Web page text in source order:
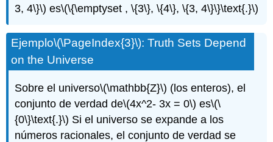
3, 4\}\) es\(\{\emptyset , \{3\}, \{4\}, \{3, 4\}\}\text{.}\)
Ejemplo\(\PageIndex{3}\): Truth Sets Depend
on the Universe
Sobre el universo\(\mathbb{Z}\) (los enteros), el
conjunto de verdad de\(4x^2- 3x = 0\) es\(\
{0\}\text{.}\) Si el universo se expande a los
números racionales, el conjunto de verdad se